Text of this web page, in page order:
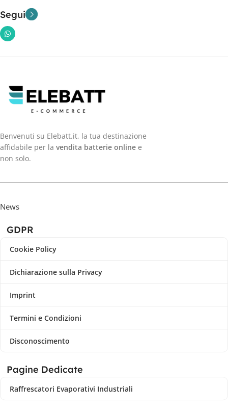
Segui
Benvenuti su Elebatt.it, la tua destinazione
affidabile per la vendita batterie online e
non solo.
News
GDPR
Cookie Policy
Dichiarazione sulla Privacy
Imprint
Termini e Condizioni
Disconoscimento
Pagine Dedicate
Raffrescatori Evaporativi Industriali